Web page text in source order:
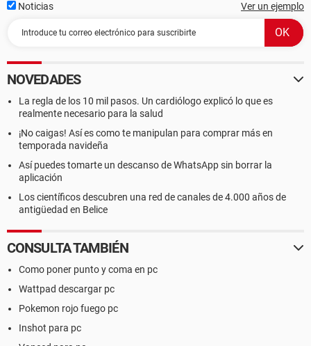
Noticias Ver un ejemplo
NOVEDADES
La regla de los 10 mil pasos. Un cardiólogo explicó lo que es
realmente necesario para la salud
¡No caigas! Así es como te manipulan para comprar más en
temporada navideña
Así puedes tomarte un descanso de WhatsApp sin borrar la
aplicación
Los científicos descubren una red de canales de 4.000 años de
antigüedad en Belice
CONSULTA TAMBIÉN
Como poner punto y coma en pc
Wattpad descargar pc
Pokemon rojo fuego pc
Inshot para pc